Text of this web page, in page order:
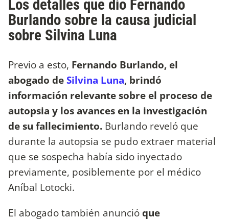
Los detalles que dio Fernando
Burlando sobre la causa judicial
sobre Silvina Luna
Previo a esto, Fernando Burlando, el
abogado deSilvina Luna, brindó
información relevante sobre el proceso de
autopsia y los avances en la investigación
de su fallecimiento. Burlando reveló que
durante la autopsia se pudo extraer material
que se sospecha había sido inyectado
previamente, posiblemente por el médico
Aníbal Lotocki.
El abogado también anuncióque